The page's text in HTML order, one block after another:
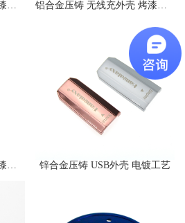
铝合金压铸 无线充外壳 烤漆工艺 锌合金压铸 USB外壳 电镀工艺